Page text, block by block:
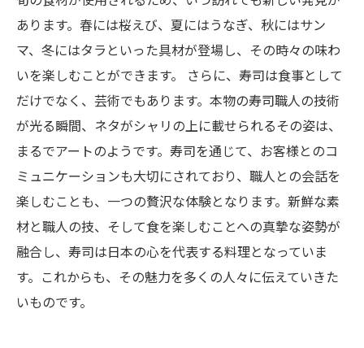
あります。春には桜えび、夏にはうなぎ、秋にはサン
マ、冬にはタラといった具材が登場し、その時々の味わ
いを楽しむことができます。 さらに、寿司は食事として
だけでなく、芸術でもあります。本物の寿司職人の技術
が光る瞬間、ネタがシャリの上に載せられるその姿は、
まるでアートのようです。寿司を通じて、お客様とのコ
ミュニケーションも大切にされており、職人との会話を
楽しむことも、一つの贅沢な体験となります。新鮮な素
材と職人の技、そして食を楽しむことへの真摯な姿勢が
融合し、寿司は日本の心を代表する料理となっていま
す。これからも、その魅力を多くの人々に伝えていきた
いものです。